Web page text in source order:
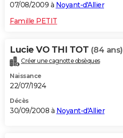
07/08/2009 à Noyant-d'Allier
Famille PETIT
Lucie VO THI TOT (84 ans)
Créer une cagnotte obsèques
Naissance
22/07/1924
Décès
30/09/2008 à Noyant-d'Allier